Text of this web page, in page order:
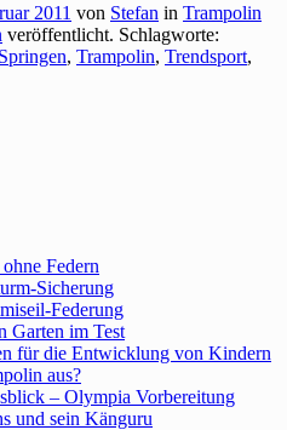
2011 von Stefan in Trampolin
veröffentlicht. Schlagworte:
Springen, Trampolin, Trendsport,
Federn
Sicherung
Federung
Garten im Test
für die Entwicklung von Kindern
aus?
– Olympia Vorbereitung
und sein Känguru